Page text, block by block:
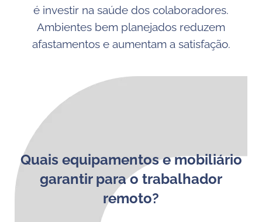
é investir na saúde dos colaboradores.
Ambientes bem planejados reduzem
afastamentos e aumentam a satisfação.
Quais equipamentos e mobiliário
garantir para o trabalhador
remoto?